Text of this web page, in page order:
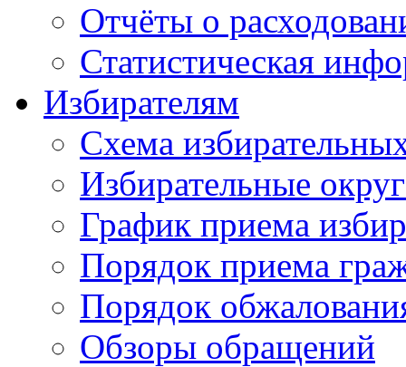
Отчёты о
Статистическая
Избирателям
Схема
Избирательные
График приема
Порядок приема
Порядок
Обзоры обращений